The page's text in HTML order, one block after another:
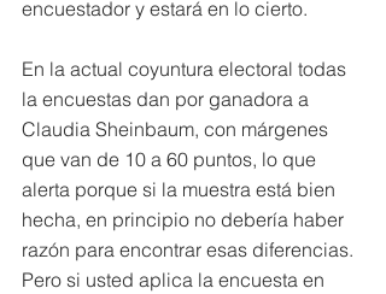
encuestador y estará en lo cierto.
En la actual coyuntura electoral todas
la encuestas dan por ganadora a
Claudia Sheinbaum, con márgenes
que van de 10 a 60 puntos, lo que
alerta porque si la muestra está bien
hecha, en principio no debería haber
razón para encontrar esas diferencias.
Pero si usted aplica la encuesta en